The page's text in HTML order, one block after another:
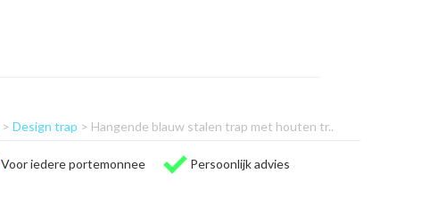
> Design trap > Hangende blauw stalen trap met houten tr..
Voor iedere portemonnee Persoonlijk advies